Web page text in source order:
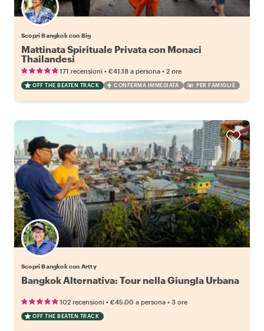
Scopri Bangkok con Big
Mattinata Spirituale Privata con Monaci
Thailandesi
171 recensioni • €41.18 a persona • 2 ore
OFF THE BEATEN TRACK CONFERMA IMMEDIATA PER FAMIGLIE
Scopri Bangkok con Artty
Bangkok Alternativa: Tour nella Giungla Urbana
102 recensioni • €45.00 a persona • 3 ore
OFF THE BEATEN TRACK